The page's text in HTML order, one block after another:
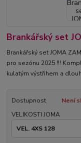
Brankářský set
Brankářský set JOMA
pro sezónu 2025 !!!
kulatým výstřihem a
Dostupnost
Není
VELIKOSTI JOMA